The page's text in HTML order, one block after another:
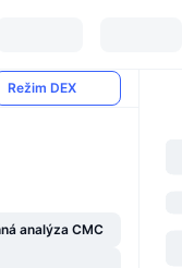
Režim DEX
analýza CMC